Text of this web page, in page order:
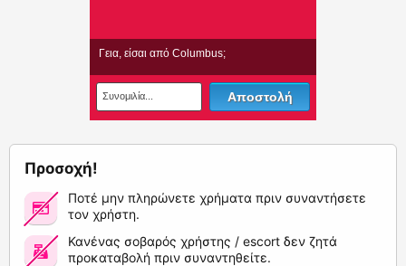
Προσοχή!
Ποτέ μην πληρώνετε χρήματα πριν συναντήσετε
τον χρήστη.
Κανένας σοβαρός χρήστης / escort δεν ζητά
προκαταβολή πριν συναντηθείτε.